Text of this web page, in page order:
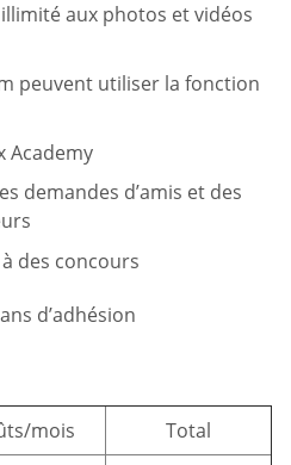
aux photos et vidéos
peuvent utiliser la fonction
Academy
demandes d’amis et des
des concours
d’adhésion
mois
Total